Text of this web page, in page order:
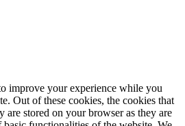
improve your experience while you
Out of these cookies, the cookies that
are stored on your browser as they are